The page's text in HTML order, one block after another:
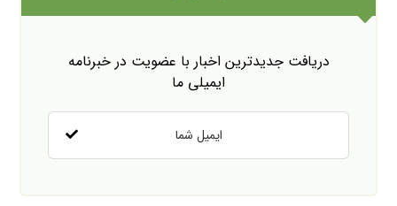
دریافت جدیدترین اخبار با عضویت در خبرنامه
ایمیلی ما